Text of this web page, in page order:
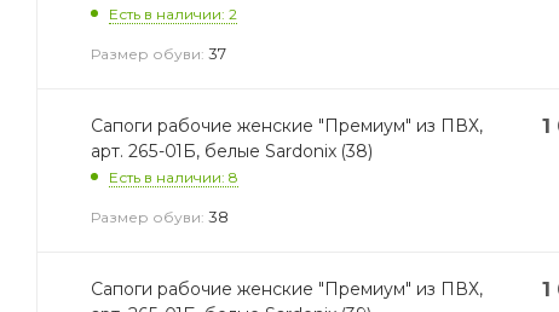
Есть в наличии: 2
Размер обуви: 37
Сапоги рабочие женские "Премиум" из ПВХ,
арт. 265-01Б, белые Sardonix (38)
Есть в наличии: 8
Размер обуви: 38
1
Сапоги рабочие женские "Премиум" из ПВХ,
1